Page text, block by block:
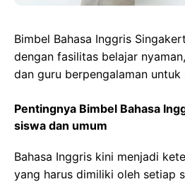
Bimbel Bahasa Inggris
dengan fasilitas belajar
dan guru berpengalaman untuk
Pentingnya Bimbel Bahasa
siswa dan umum
Bahasa Inggris kini menjadi
yang harus dimiliki oleh setiap